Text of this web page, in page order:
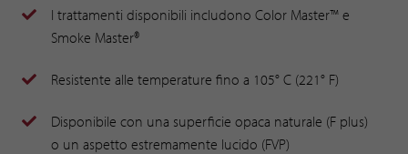
I trattamenti disponibili includono Color Master™ e
Smoke Master®
Resistente alle temperature fino a 105° C (221° F)
Disponibile con una superficie opaca naturale (F plus)
o un aspetto estremamente lucido (FVP)